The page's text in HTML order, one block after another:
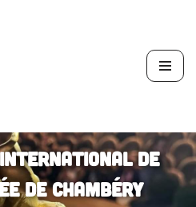
de
de Chambéry